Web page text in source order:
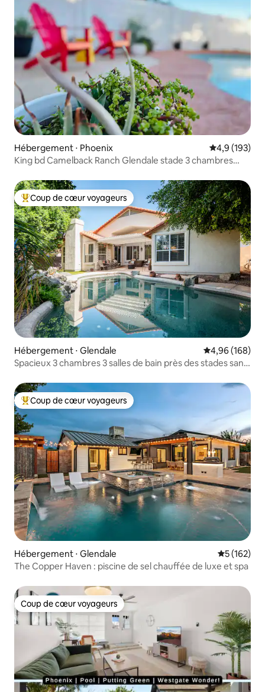
Hébergement ⋅ Phoenix Évaluation
4,9 (193)
King bd Camelback Ranch Glendale stade 3 chambres
Coups de cœur voyageurs les plus appréciés
Coup de cœur voyageurs
Hébergement ⋅ Glendale Évaluation
4,96 (168)
Spacieux 3 chambres 3 salles de bain près des stades sans
Coups de cœur voyageurs les plus appréciés
Coup de cœur voyageurs
Hébergement ⋅ Glendale Évaluation
5 (162)
The Copper Haven : piscine de sel chauffée de luxe et spa
Coup de cœur voyageurs
Coup de cœur voyageurs